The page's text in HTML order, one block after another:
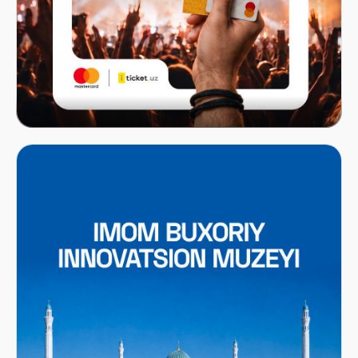
Mastercard x ITICKET.UZ